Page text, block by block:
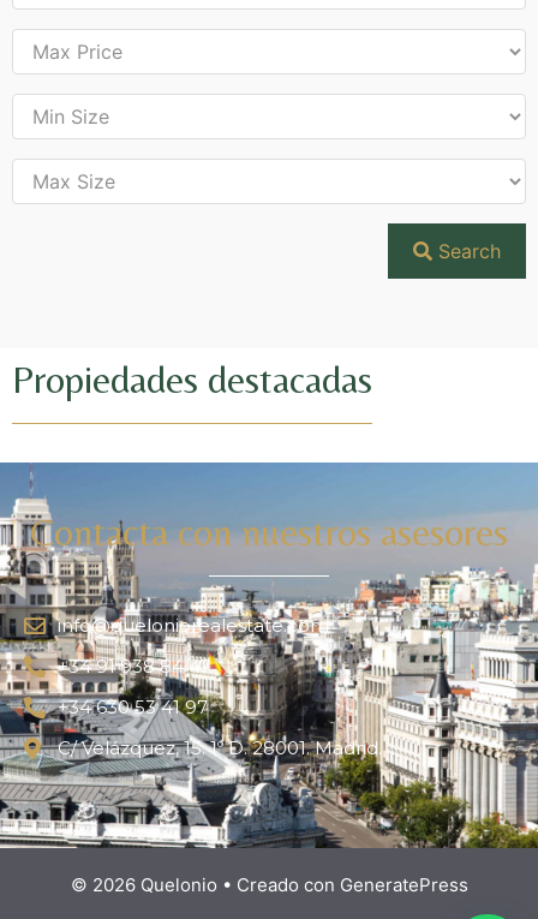
Search
Propiedades destacadas
Contacta con nuestros asesores
info@queloniorealestate.com
+34 91 938 84 47
+34 630 53 41 97
C/ Velázquez, 15. 1º D. 28001. Madrid.
© 2026 Quelonio • Creado con GeneratePress